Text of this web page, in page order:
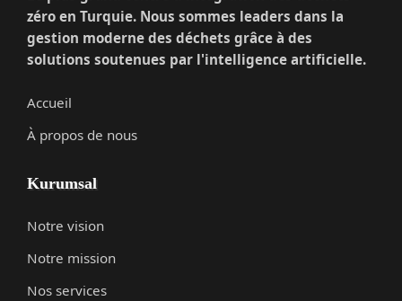
zéro en Turquie. Nous sommes leaders dans la
gestion moderne des déchets grâce à des
solutions soutenues par l'intelligence artificielle.
Accueil
À propos de nous
Kurumsal
Notre vision
Notre mission
Nos services